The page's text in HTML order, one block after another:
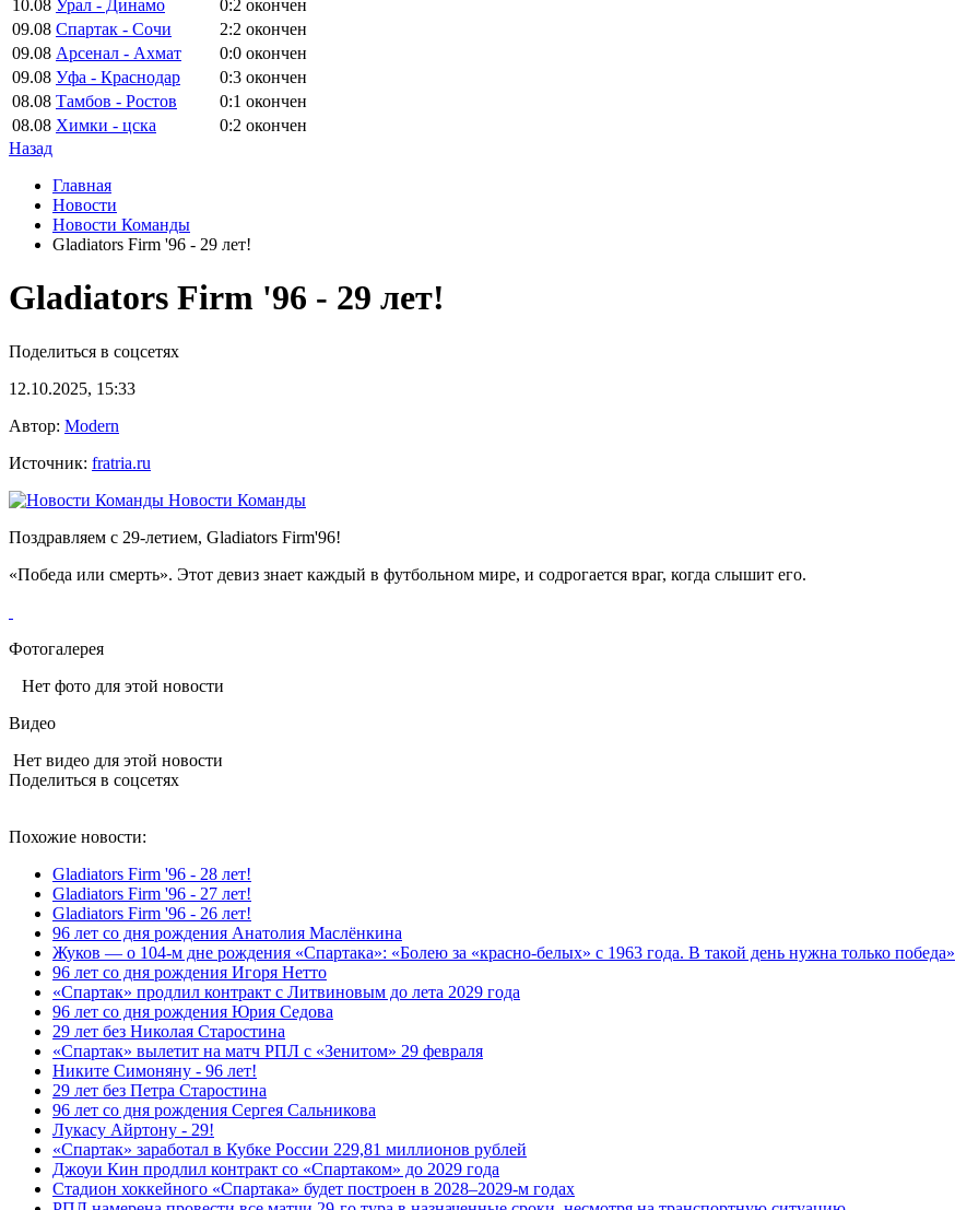
10.08 Урал - Динамо 0:2 окончен
09.08 Спартак - Сочи 2:2 окончен
09.08 Арсенал - Ахмат 0:0 окончен
09.08 Уфа - Краснодар 0:3 окончен
08.08 Тамбов - Ростов 0:1 окончен
08.08 Химки - цска 0:2 окончен
Назад
Главная
Новости
Новости Команды
Gladiators Firm '96 - 29 лет!
Gladiators Firm '96 - 29 лет!
Поделиться в соцсетях
12.10.2025, 15:33
Автор: Modern
Источник: fratria.ru
Новости Команды
Поздравляем с 29-летием, Gladiators Firm'96!
«Победа или смерть». Этот девиз знает каждый в футбольном мире, и содрогается враг, когда слышит его.
Фотогалерея
Нет фото для этой новости
Видео
Нет видео для этой новости
Поделиться в соцсетях
Похожие новости:
Gladiators Firm '96 - 28 лет!
Gladiators Firm '96 - 27 лет!
Gladiators Firm '96 - 26 лет!
96 лет со дня рождения Анатолия Маслёнкина
Жуков — о 104‑м дне рождения «Спартака»: «Болею за «красно‑белых» с 1963 года. В такой день нужна только победа»
96 лет со дня рождения Игоря Нетто
«Спартак» продлил контракт с Литвиновым до лета 2029 года
96 лет со дня рождения Юрия Седова
29 лет без Николая Старостина
«Спартак» вылетит на матч РПЛ с «Зенитом» 29 февраля
Никите Симоняну - 96 лет!
29 лет без Петра Старостина
96 лет со дня рождения Сергея Сальникова
Лукасу Айртону - 29!
«Спартак» заработал в Кубке России 229,81 миллионов рублей
Джоуи Кин продлил контракт со «Спартаком» до 2029 года
Стадион хоккейного «Спартака» будет построен в 2028–2029‑м годах